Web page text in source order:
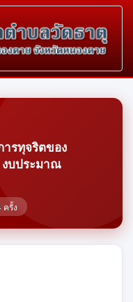
ารทุจริตของ
งบประมาณ
ครั้ง